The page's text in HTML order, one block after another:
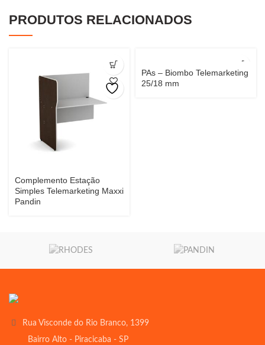
PRODUTOS RELACIONADOS
Complemento Estação
Simples Telemarketing Maxxi
Pandin
PAs – Biombo Telemarketing
25/18 mm
Rua Visconde do Rio Branco, 1399
Bairro Alto - Piracicaba - SP